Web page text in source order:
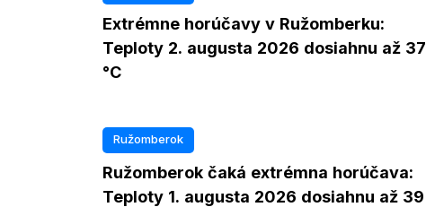
Extrémne horúčavy v Ružomberku:
Teploty 2. augusta 2026 dosiahnu až 37
°C
Ružomberok
Ružomberok čaká extrémna horúčava:
Teploty 1. augusta 2026 dosiahnu až 39